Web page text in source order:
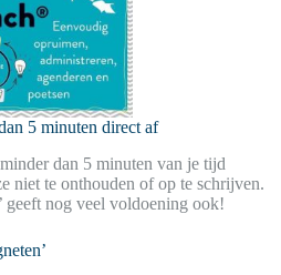
5 minuten direct af
dan 5 minuten van je tijd
niet te onthouden of op te schrijven.
geeft nog veel voldoening ook!